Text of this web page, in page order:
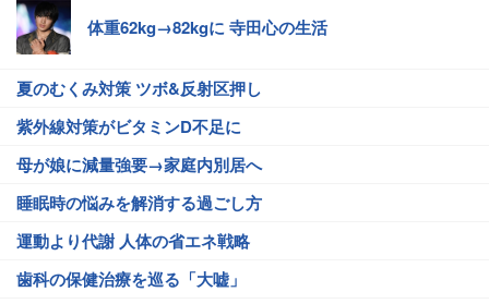
体重62kg→82kgに 寺田心の生活
夏のむくみ対策 ツボ&反射区押し
紫外線対策がビタミンD不足に
母が娘に減量強要→家庭内別居へ
睡眠時の悩みを解消する過ごし方
運動より代謝 人体の省エネ戦略
歯科の保健治療を巡る「大嘘」